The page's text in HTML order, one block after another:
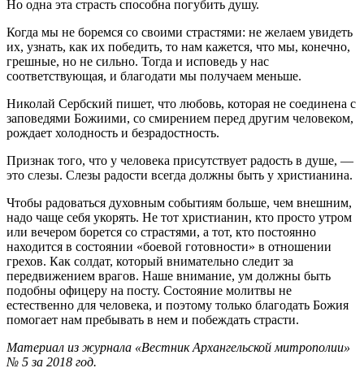
Но одна эта страсть способна погубить душу.
Когда мы не боремся со своими страстями: не желаем увидеть
их, узнать, как их победить, то нам кажется, что мы, конечно,
грешные, но не сильно. Тогда и исповедь у нас
соответствующая, и благодати мы получаем меньше.
Николай Сербский пишет, что любовь, которая не соединена с
заповедями Божиими, со смирением перед другим человеком,
рождает холодность и безрадостность.
Признак того, что у человека присутствует радость в душе, —
это слезы. Слезы радости всегда должны быть у христианина.
Чтобы радоваться духовным событиям больше, чем внешним,
надо чаще себя укорять. Не тот христианин, кто просто утром
или вечером борется со страстями, а тот, кто постоянно
находится в состоянии «боевой готовности» в отношении
грехов. Как солдат, который внимательно следит за
передвижением врагов. Наше внимание, ум должны быть
подобны офицеру на посту. Состояние молитвы не
естественно для человека, и поэтому только благодать Божия
помогает нам пребывать в нем и побеждать страсти.
Материал из журнала «Вестник Архангельской митрополии»
№ 5 за 2018 год.